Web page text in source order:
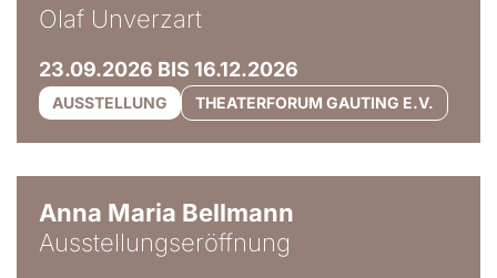
Olaf Unverzart
23.09.2026 BIS 16.12.2026
AUSSTELLUNG THEATERFORUM GAUTING E.V.
Anna Maria Bellmann
Ausstellungseröffnung